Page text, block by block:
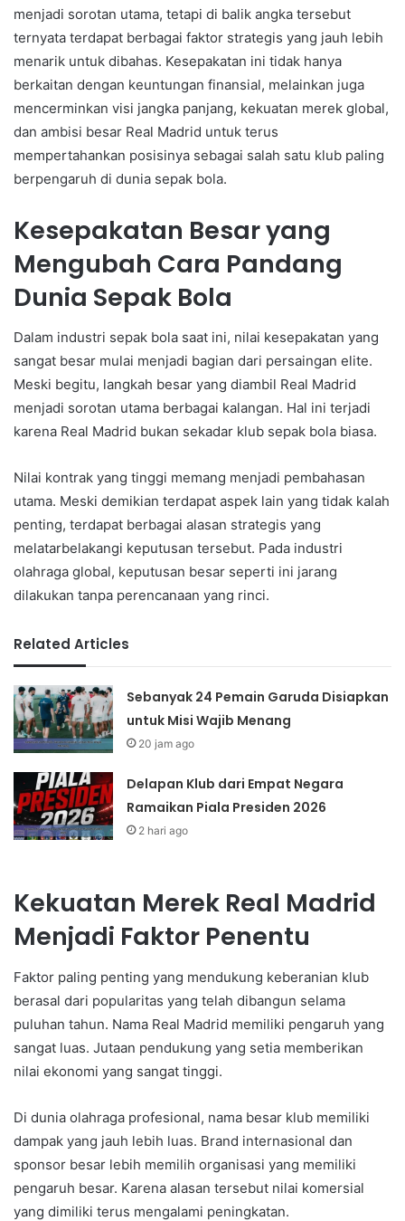
menjadi sorotan utama, tetapi di balik angka tersebut
ternyata terdapat berbagai faktor strategis yang jauh lebih
menarik untuk dibahas. Kesepakatan ini tidak hanya
berkaitan dengan keuntungan finansial, melainkan juga
mencerminkan visi jangka panjang, kekuatan merek global,
dan ambisi besar Real Madrid untuk terus
mempertahankan posisinya sebagai salah satu klub paling
berpengaruh di dunia sepak bola.
Kesepakatan Besar yang
Mengubah Cara Pandang
Dunia Sepak Bola
Dalam industri sepak bola saat ini, nilai kesepakatan yang
sangat besar mulai menjadi bagian dari persaingan elite.
Meski begitu, langkah besar yang diambil Real Madrid
menjadi sorotan utama berbagai kalangan. Hal ini terjadi
karena Real Madrid bukan sekadar klub sepak bola biasa.
Nilai kontrak yang tinggi memang menjadi pembahasan
utama. Meski demikian terdapat aspek lain yang tidak kalah
penting, terdapat berbagai alasan strategis yang
melatarbelakangi keputusan tersebut. Pada industri
olahraga global, keputusan besar seperti ini jarang
dilakukan tanpa perencanaan yang rinci.
Related Articles
Sebanyak 24 Pemain Garuda Disiapkan
untuk Misi Wajib Menang
20 jam ago
Delapan Klub dari Empat Negara
Ramaikan Piala Presiden 2026
2 hari ago
Kekuatan Merek Real Madrid
Menjadi Faktor Penentu
Faktor paling penting yang mendukung keberanian klub
berasal dari popularitas yang telah dibangun selama
puluhan tahun. Nama Real Madrid memiliki pengaruh yang
sangat luas. Jutaan pendukung yang setia memberikan
nilai ekonomi yang sangat tinggi.
Di dunia olahraga profesional, nama besar klub memiliki
dampak yang jauh lebih luas. Brand internasional dan
sponsor besar lebih memilih organisasi yang memiliki
pengaruh besar. Karena alasan tersebut nilai komersial
yang dimiliki terus mengalami peningkatan.